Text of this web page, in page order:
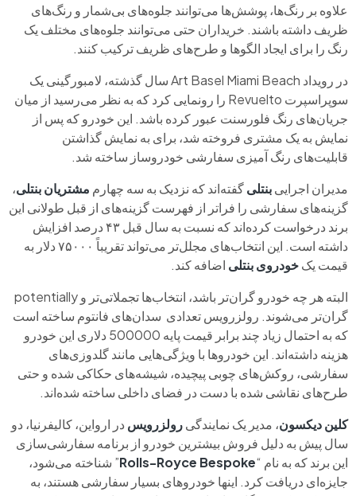
علاوه بر رنگ‌ها، پوشش‌ها می‌توانند جلوه‌های بی‌شمار و رنگ‌های
ظریف داشته باشند. خریداران حتی می‌توانند جلوه‌های مختلف یک
رنگ را برای ایجاد الگوها و طرح‌های ظریف ترکیب کنند.
در رویداد Art Basel Miami Beach سال گذشته، لامبورگینی یک
سوپراسپرت Revuelto را رونمایی کرد که به نظر می‌رسید از میان
جریان‌های رنگ فلورسنت عبور کرده باشد. این خودرو که پس از
نمایش به یک مشتری فروخته شد، برای به نمایش گذاشتن
قابلیت‌های رنگ آمیزی سفارشی خودروساز ساخته شد.
مدیران اجراییبنتلیگفته‌اند که نزدیک به سه چهارم مشتریان بنتلی،
گزینه‌های سفارشی را فراتر از فهرست گزینه‌های از قبل طولانی این
برند درخواست کرده‌اند که نسبت به سال قبل ۴۳ درصد افزایش
داشته است. این انتخاب‌های مجلل‌تر می‌تواند تقریباً ۷۵۰۰۰ دلار به
قیمت یکخودروی بنتلی اضافه کند.
البته هر چه خودرو گران‌تر باشد، انتخاب‌ها تجملاتی‌تر و potentially
گران‌تر می‌شوند. رولزرویس تعدادی سدان‌های فانتوم ساخته است
که به احتمال زیاد چند برابر قیمت پایه 500000 دلاری این خودرو
هزینه داشته‌اند. این خودروها با ویژگی‌هایی مانند گلدوزی‌های
سفارشی، روکش‌های چوبی پیچیده، شیشه‌های حکاکی شده و حتی
طرح‌های نقاشی شده با دست در فضای داخلی ساخته شده‌اند.
کلین دیکسون، مدیر یک نمایندگیرولزرویس در ارواین، کالیفرنیا، دو
سال پیش به دلیل فروش بیشترین خودرو از برنامه سفارشی‌سازی
این برند که به نام “Rolls-Royce Bespoke” شناخته می‌شود،
جایزه‌ای دریافت کرد. اینها خودروهای بسیار سفارشی هستند، به